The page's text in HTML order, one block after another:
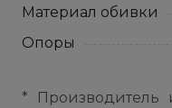
Материал обивки
Опоры
* Производитель